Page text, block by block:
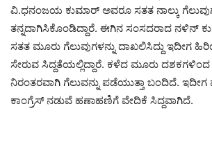
ವಿ.ಧನಂಜಯ ಕುಮಾರ್ ಅವರೂ ಸತತ ನಾಲ್ಕು
ತನ್ನದಾಗಿಸಿಕೊಂಡಿದ್ದಾರೆ. ಈಗಿನ ಸಂಸದರಾದ ನಳಿನ್
ಸತತ ಮೂರು ಗೆಲುವುಗಳನ್ನು ದಾಖಲಿಸಿದ್ದು ಇದೀಗ
ಸೇರುವ ಸಿದ್ದತೆಯಲ್ಲಿದ್ದಾರೆ. ಕಳೆದ ಮೂರು ದಶಕಗಳಿಂದ
ನಿರಂತರವಾಗಿ ಗೆಲುವನ್ನು ಪಡೆಯುತ್ತಾ ಬಂದಿದೆ.
ಕಾಂಗ್ರೆಸ್ ನಡುವೆ ಹಣಾಹಣಿಗೆ ವೇದಿಕೆ ಸಿದ್ದವಾಗಿದೆ.